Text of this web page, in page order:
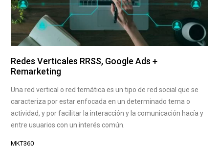
Redes Verticales RRSS, Google Ads +
Remarketing
Una red vertical o red temática es un tipo de red social que se
caracteriza por estar enfocada en un determinado tema o
actividad, y por facilitar la interacción y la comunicación hacía y
entre usuarios con un interés común.
MKT360